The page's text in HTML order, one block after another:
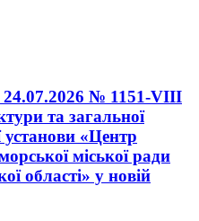
24.07.2026 № 1151-VIII
та загальної
установи «Центр
міської ради
області» у новій